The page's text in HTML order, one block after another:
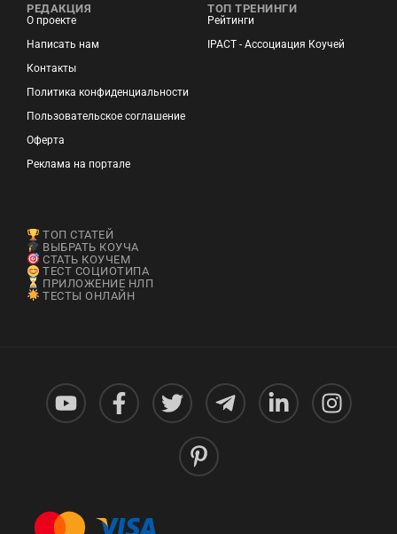
РЕДАКЦИЯ
О проекте
Написать нам
Контакты
Политика конфиденциальности
Пользовательское соглашение
Оферта
Реклама на портале
ТОП ТРЕНИНГИ
Рейтинги
IPACT - Ассоциация Коучей
ТОП СТАТЕЙ
ВЫБРАТЬ КОУЧА
СТАТЬ КОУЧЕМ
ТЕСТ СОЦИОТИПА
ПРИЛОЖЕНИЕ НЛП
ТЕСТЫ ОНЛАЙН